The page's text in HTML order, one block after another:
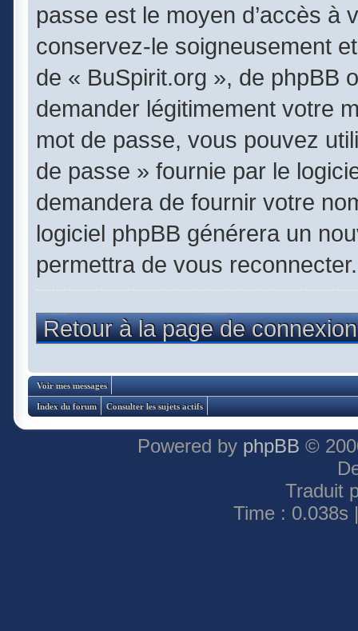
passe est le moyen d’accès à
conservez-le soigneusement
de « BuSpirit.org », de phpBB
demander légitimement votre
mot de passe, vous pouvez
de passe » fournie par le
demandera de fournir votre
logiciel phpBB générera un
permettra de vous reconnecter.
Retour à la page de connexion
Voir mes messages
Index du forum Consulter les sujets actifs
Powered by phpBB ©
Traduit
Time : 0.038s